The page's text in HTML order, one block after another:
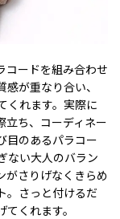
コードを組み合わせ
が重なり合い、
くれます。実際に
立ち、コーディネー
目のあるパラコー
ない大人のバラン
がさりげなくきらめ
。さっと付けるだ
くれます。